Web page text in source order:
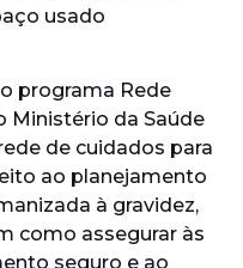
usado
programa Rede
Ministério da Saúde
de cuidados para
ao planejamento
à gravidez,
como assegurar às
seguro e ao